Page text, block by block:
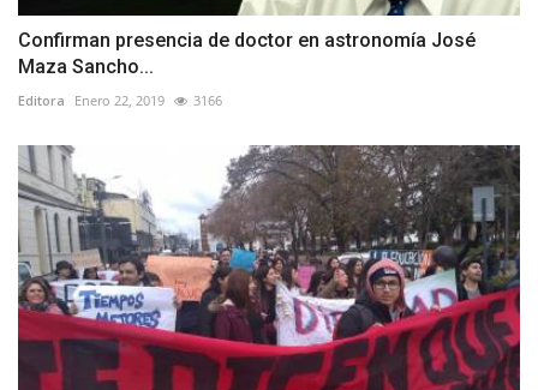
Confirman presencia de doctor en astronomía José
Maza Sancho...
Editora Enero 22, 2019 3166